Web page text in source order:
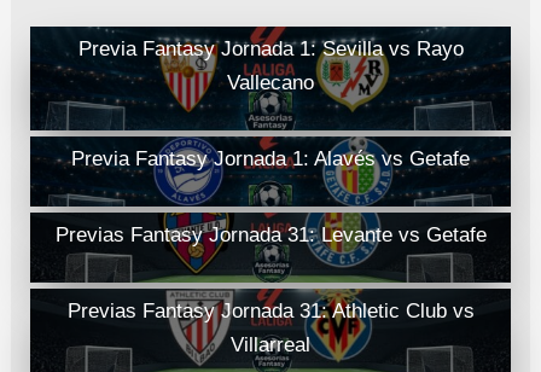
Previa Fantasy Jornada 1: Sevilla vs Rayo
Vallecano
Previa Fantasy Jornada 1: Alavés vs Getafe
Previas Fantasy Jornada 31: Levante vs Getafe
Previas Fantasy Jornada 31: Athletic Club vs
Villarreal